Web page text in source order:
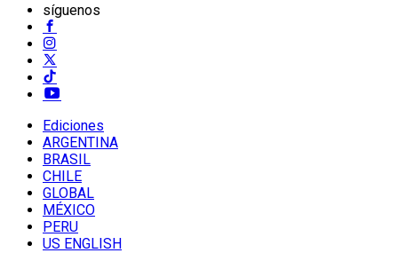
síguenos
Ediciones
ARGENTINA
BRASIL
CHILE
GLOBAL
MÉXICO
PERU
US ENGLISH